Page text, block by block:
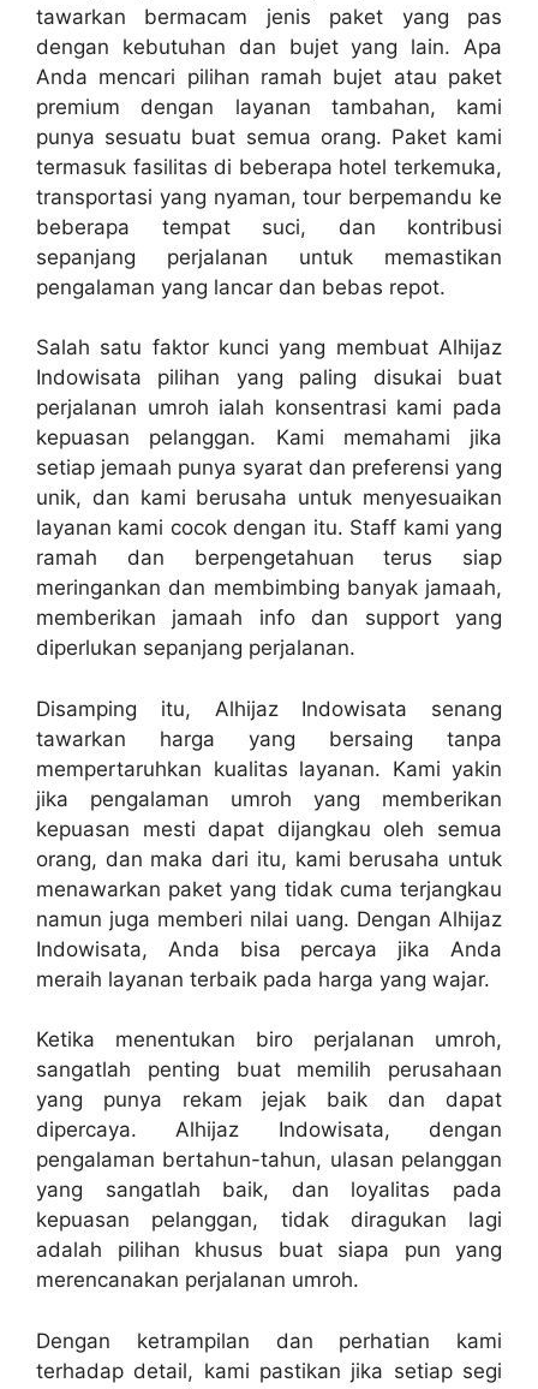
tawarkan bermacam jenis paket yang pas
dengan kebutuhan dan bujet yang lain. Apa
Anda mencari pilihan ramah bujet atau paket
premium dengan layanan tambahan, kami
punya sesuatu buat semua orang. Paket kami
termasuk fasilitas di beberapa hotel terkemuka,
transportasi yang nyaman, tour berpemandu ke
beberapa tempat suci, dan kontribusi
sepanjang perjalanan untuk memastikan
pengalaman yang lancar dan bebas repot.
Salah satu faktor kunci yang membuat Alhijaz
Indowisata pilihan yang paling disukai buat
perjalanan umroh ialah konsentrasi kami pada
kepuasan pelanggan. Kami memahami jika
setiap jemaah punya syarat dan preferensi yang
unik, dan kami berusaha untuk menyesuaikan
layanan kami cocok dengan itu. Staff kami yang
ramah dan berpengetahuan terus siap
meringankan dan membimbing banyak jamaah,
memberikan jamaah info dan support yang
diperlukan sepanjang perjalanan.
Disamping itu, Alhijaz Indowisata senang
tawarkan harga yang bersaing tanpa
mempertaruhkan kualitas layanan. Kami yakin
jika pengalaman umroh yang memberikan
kepuasan mesti dapat dijangkau oleh semua
orang, dan maka dari itu, kami berusaha untuk
menawarkan paket yang tidak cuma terjangkau
namun juga memberi nilai uang. Dengan Alhijaz
Indowisata, Anda bisa percaya jika Anda
meraih layanan terbaik pada harga yang wajar.
Ketika menentukan biro perjalanan umroh,
sangatlah penting buat memilih perusahaan
yang punya rekam jejak baik dan dapat
dipercaya. Alhijaz Indowisata, dengan
pengalaman bertahun-tahun, ulasan pelanggan
yang sangatlah baik, dan loyalitas pada
kepuasan pelanggan, tidak diragukan lagi
adalah pilihan khusus buat siapa pun yang
merencanakan perjalanan umroh.
Dengan ketrampilan dan perhatian kami
terhadap detail, kami pastikan jika setiap segi